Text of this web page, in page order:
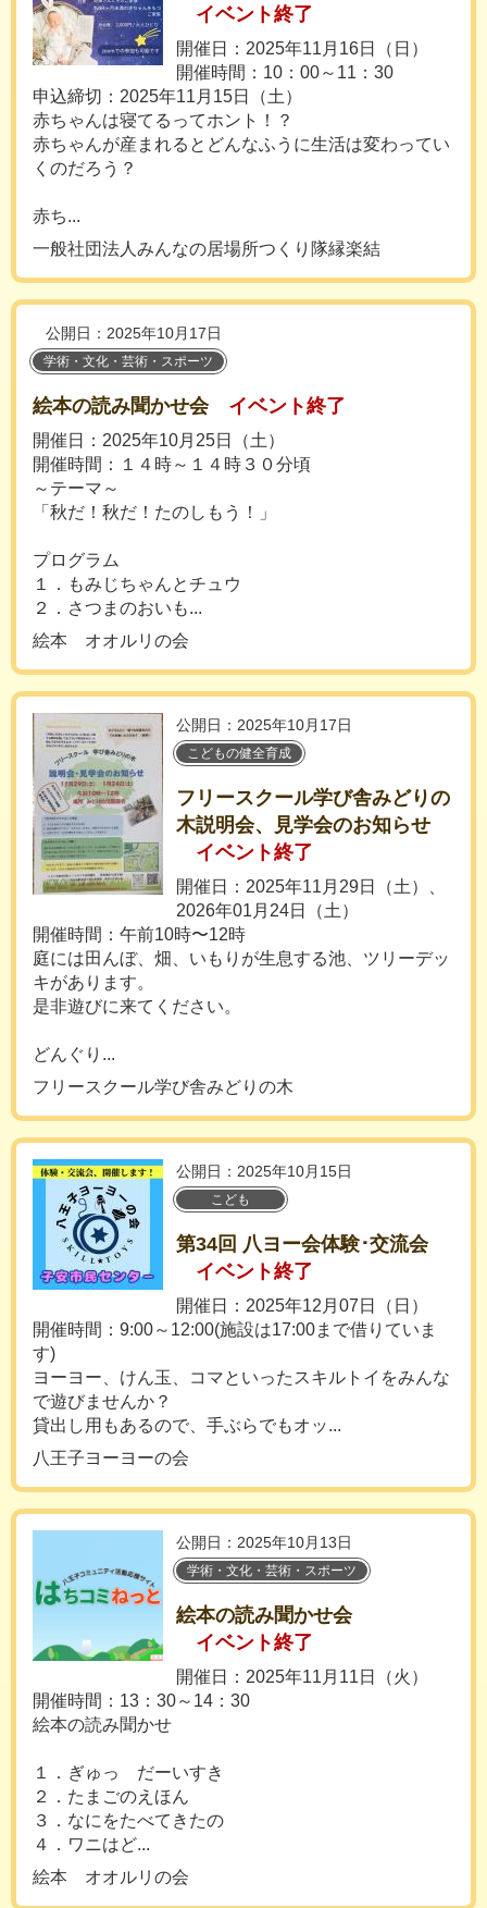
イベント終了
開催日：2025年11月16日（日）
開催時間：10：00～11：30
申込締切：2025年11月15日（土）
赤ちゃんは寝てるってホント！？
赤ちゃんが産まれるとどんなふうに生活は変わってい
くのだろう？
赤ち...
一般社団法人みんなの居場所つくり隊縁楽結
公開日：2025年10月17日
学術・文化・芸術・スポーツ
絵本の読み聞かせ会 イベント終了
開催日：2025年10月25日（土）
開催時間：１４時～１４時３０分頃
～テーマ～
「秋だ！秋だ！たのしもう！」
プログラム
１．もみじちゃんとチュウ
２．さつまのおいも...
絵本 オオルリの会
公開日：2025年10月17日
こどもの健全育成
フリースクール学び舎みどりの
木説明会、見学会のお知らせ
イベント終了
開催日：2025年11月29日（土）、
2026年01月24日（土）
開催時間：午前10時〜12時
庭には田んぼ、畑、いもりが生息する池、ツリーデッ
キがあります。
是非遊びに来てください。
どんぐり...
フリースクール学び舎みどりの木
公開日：2025年10月15日
こども
第34回 八ヨー会体験･交流会
イベント終了
開催日：2025年12月07日（日）
開催時間：9:00～12:00(施設は17:00まで借りていま
す)
ヨーヨー、けん玉、コマといったスキルトイをみんな
で遊びませんか？
貸出し用もあるので、手ぶらでもオッ...
八王子ヨーヨーの会
公開日：2025年10月13日
学術・文化・芸術・スポーツ
絵本の読み聞かせ会
イベント終了
開催日：2025年11月11日（火）
開催時間：13：30～14：30
絵本の読み聞かせ
１．ぎゅっ だーいすき
２．たまごのえほん
３．なにをたべてきたの
４．ワニはど...
絵本 オオルリの会